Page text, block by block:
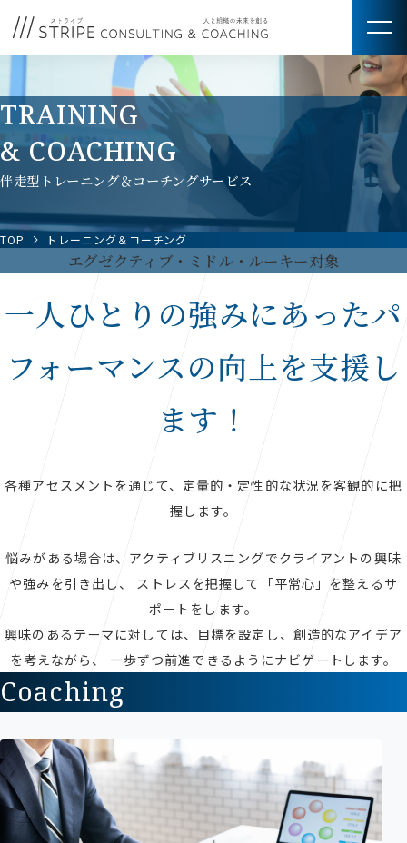
TRAINING
& COACHING
伴走型トレーニング＆コーチングサービス
TOP トレーニング＆コーチング
エグゼクティブ・ミドル・ルーキー対象
一人ひとりの強みにあったパ
フォーマンスの向上を支援し
ます！
各種アセスメントを通じて、定量的・定性的な状況を客観的に把
握します。
悩みがある場合は、アクティブリスニングでクライアントの興味
や強みを引き出し、
ストレスを把握して「平常心」を整えるサ
ポートをします。
興味のあるテーマに対しては、目標を設定し、創造的なアイデア
を考えながら、
一歩ずつ前進できるようにナビゲートします。
Coaching